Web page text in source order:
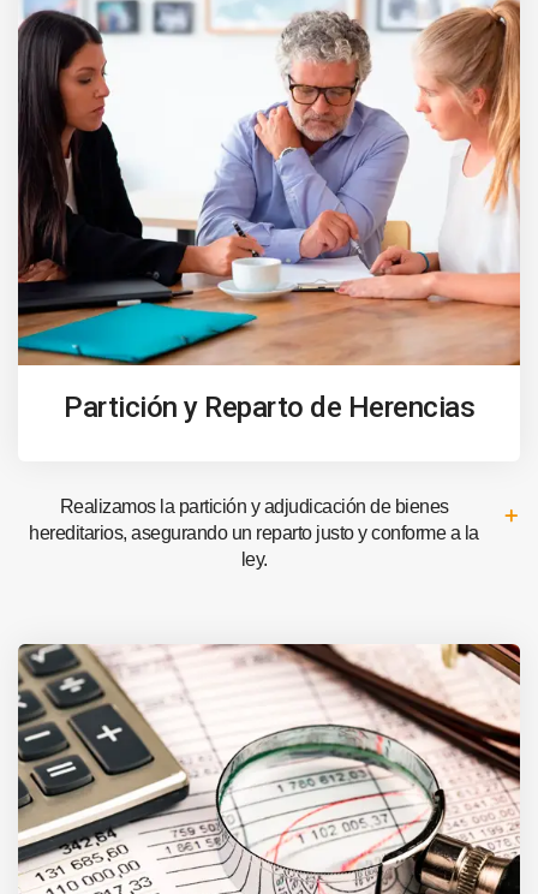
Partición y Reparto de Herencias
Realizamos la partición y adjudicación de bienes
hereditarios, asegurando un reparto justo y conforme a la
ley.